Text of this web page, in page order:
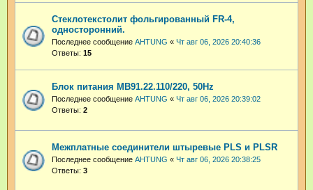
Стеклотекстолит фольгированный FR-4,
односторонний.
Последнее сообщение AHTUNG « Чт авг 06, 2026 20:40:36
Ответы: 15
Блок питания МВ91.22.110/220, 50Hz
Последнее сообщение AHTUNG « Чт авг 06, 2026 20:39:02
Ответы: 2
Межплатные соединители штыревые PLS и PLSR
Последнее сообщение AHTUNG « Чт авг 06, 2026 20:38:25
Ответы: 3